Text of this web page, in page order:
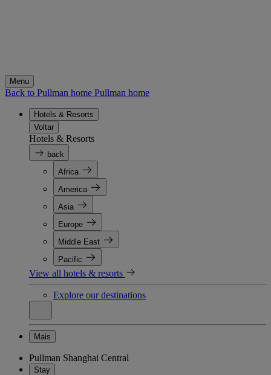
Menu
Back to Pullman home Pullman home
Hotels & Resorts
Voltar
Hotels & Resorts
back
Africa
America
Asia
Europe
Middle East
Pacific
View all hotels & resorts
Explore our destinations
Mais
Pullman Shanghai Central
Stay